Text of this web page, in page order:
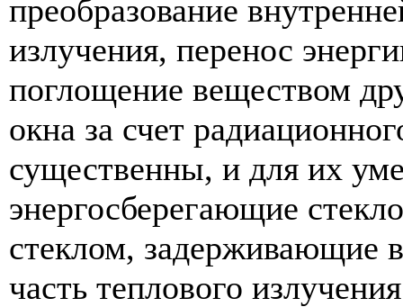
преобразование
излучения, перенос
поглощение веществом
окна за счет
существенны, и для их
энергосберегающие
стеклом, задерживающие
часть теплового